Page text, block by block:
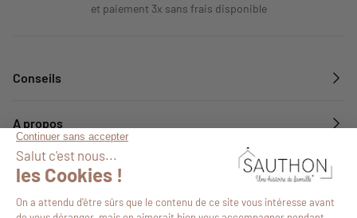
et paiement 3x sans frais disponible
Conseils
A propos
Services
Suivez-nous